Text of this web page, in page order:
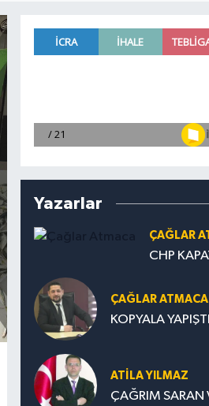
Yazarlar
ÇAĞLAR
CHP
ÇAĞLAR ATMACA
KOPYALA
ATILA YILMAZ
ÇAĞRIM